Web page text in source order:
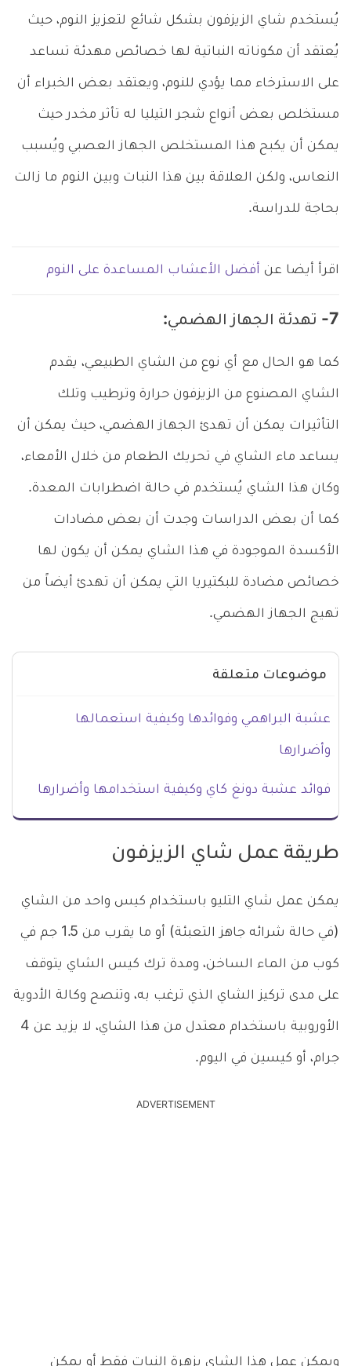
يُستخدم شاي الزيزفون بشكل شائع لتعزيز النوم، حيث
يُعتقد أن مكوناته النباتية لها خصائص مهدئة تساعد
على الاسترخاء مما يؤدي للنوم، ويعتقد بعض الخبراء أن
مستخلص بعض أنواع شجر التيليا له تأثر مخدر حيث
يمكن أن يكبح هذا المستخلص الجهاز العصبي ويُسبب
النعاس، ولكن العلاقة بين هذا النبات وبين النوم ما زالت
بحاجة للدراسة.
اقرأ أيضا عن أفضل الأعشاب المساعدة على النوم
7- تهدئة الجهاز الهضمي:
كما هو الحال مع أي نوع من الشاي الطبيعي، يقدم
الشاي المصنوع من الزيزفون حرارة وترطيب وتلك
التأثيرات يمكن أن تهدئ الجهاز الهضمي، حيث يمكن أن
يساعد ماء الشاي في تحريك الطعام من خلال الأمعاء،
وكان هذا الشاي يُستخدم في حالة اضطرابات المعدة.
كما أن بعض الدراسات وجدت أن بعض مضادات
الأكسدة الموجودة في هذا الشاي يمكن أن يكون لها
خصائص مضادة للبكتيريا التي يمكن أن تهدئ أيضاً من
تهيج الجهاز الهضمي.
موضوعات متعلقة
عشبة البراهمي وفوائدها وكيفية استعمالها
وأضرارها
فوائد عشبة دونغ كاي وكيفية استخدامها وأضرارها
طريقة عمل شاي الزيزفون
يمكن عمل شاي التليو باستخدام كيس واحد من الشاي
(في حالة شرائه جاهز التعبئة) أو ما يقرب من 1.5 جم في
كوب من الماء الساخن، ومدة ترك كيس الشاي يتوقف
على مدى تركيز الشاي الذي ترغب به، وتنصح وكالة الأدوية
الأوروبية باستخدام معتدل من هذا الشاي، لا يزيد عن 4
جرام، أو كيسين في اليوم.
ADVERTISEMENT
ويمكن عمل هذا الشاي بزهرة النبات فقط أو يمكن